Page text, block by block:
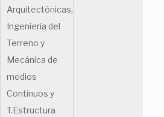
Arquitectónicas,
Ingeniería del
Terreno y
Mecánica de
medios
Continuos y
T.Estructura